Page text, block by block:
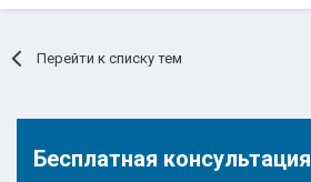
Перейти к списку тем
Бесплатная консультация